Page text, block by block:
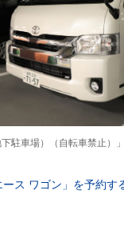
下駐車場）（自転車禁止）
ース ワゴン」を予約す